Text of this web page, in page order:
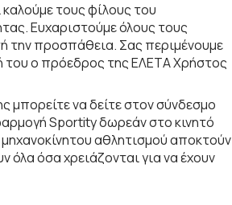
τους φίλους του
Ευχαριστούμε όλους τους
την προσπάθεια. Σας περιμένουμε
του ο πρόεδρος της ΕΛΕΤΑ Χρήστος
μπορείτε να δείτε στον σύνδεσμο
Sportity δωρεάν στο κινητό
αθλητισμού αποκτούν
όσα χρειάζονται για να έχουν